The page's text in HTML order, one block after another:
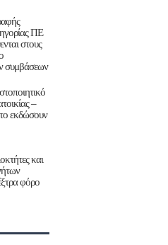
ΠΕ
στους
συμβάσεων
–
εκδώσουν
και
φόρο